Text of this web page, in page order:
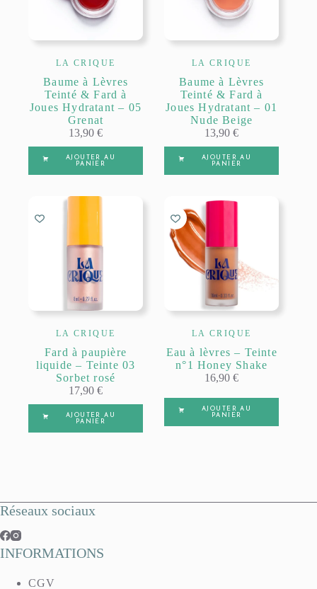
LA CRIQUE
Baume à Lèvres
Teinté & Fard à
Joues Hydratant – 05
Grenat
13,90€
AJOUTER AU
PANIER
LA CRIQUE
Baume à Lèvres
Teinté & Fard à
Joues Hydratant – 01
Nude Beige
13,90€
AJOUTER AU
PANIER
LA CRIQUE
Fard à paupière
liquide – Teinte 03
Sorbet rosé
17,90€
AJOUTER AU
PANIER
LA CRIQUE
Eau à lèvres – Teinte
n°1 Honey Shake
16,90€
AJOUTER AU
PANIER
Réseaux sociaux
INFORMATIONS
CGV